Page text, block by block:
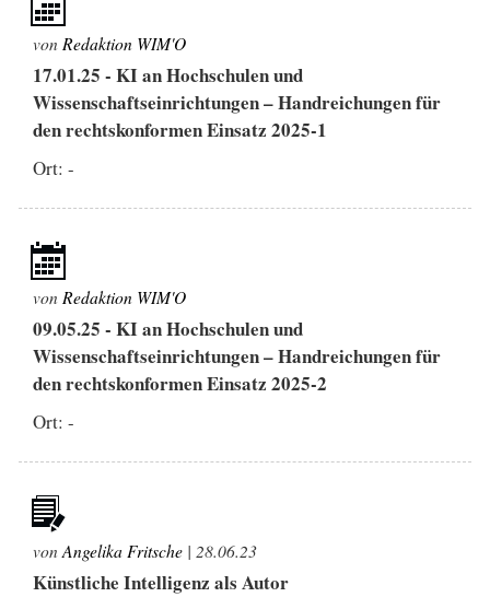
von Redaktion WIM'O
17.01.25 - KI an Hochschulen und
Wissenschaftseinrichtungen – Handreichungen für
den rechtskonformen Einsatz 2025-1
Ort: -
von Redaktion WIM'O
09.05.25 - KI an Hochschulen und
Wissenschaftseinrichtungen – Handreichungen für
den rechtskonformen Einsatz 2025-2
Ort: -
vonAngelika Fritsche | 28.06.23
Künstliche Intelligenz als Autor